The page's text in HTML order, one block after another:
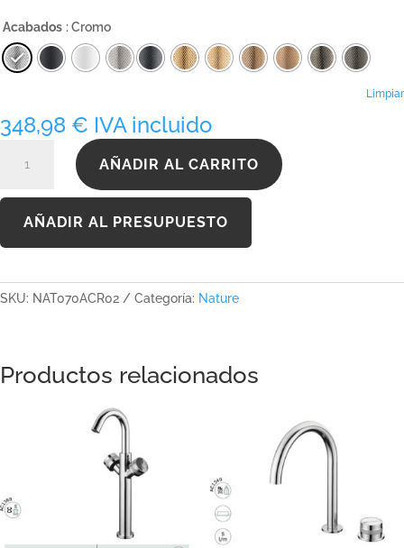
desde
348,98 €
hasta
Acabados : Cromo
Limpiar
348,98 € IVA incluido
NAT070ACR02
cantidad
AÑADIR AL CARRITO
AÑADIR AL PRESUPUESTO
SKU: NAT070ACR02 Categoría: Nature
Productos relacionados